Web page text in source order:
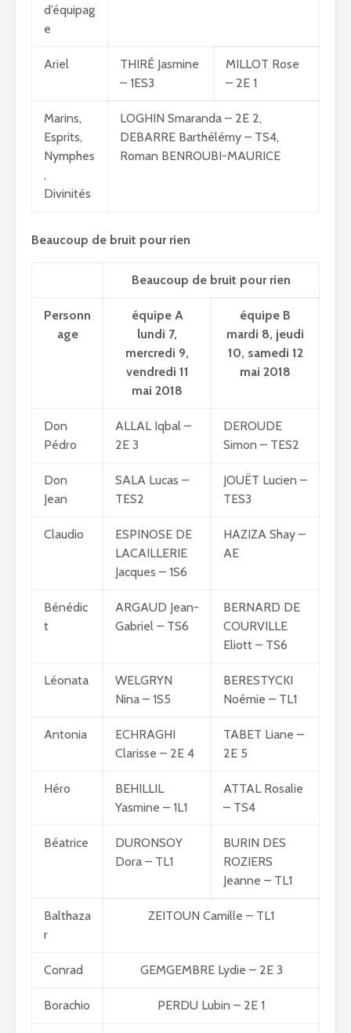
d’équipag
e
Ariel
THIRÉ Jasmine
– 1ES3
MILLOT Rose
– 2E 1
Marins,
Esprits,
Nymphes
,
Divinités
LOGHIN Smaranda – 2E 2,
DEBARRE Barthélémy – TS4,
Roman BENROUBI-MAURICE
Beaucoup de bruit pour rien
Beaucoup de bruit pour rien
Personn
age
équipe A
lundi 7,
mercredi 9,
vendredi 11
mai 2018
équipe B
mardi 8, jeudi
10, samedi 12
mai 2018
Don
Pédro
ALLAL Iqbal –
2E 3
DEROUDE
Simon – TES2
Don
Jean
SALA Lucas –
TES2
JOUËT Lucien –
TES3
Claudio
ESPINOSE DE
LACAILLERIE
Jacques – 1S6
HAZIZA Shay –
AE
Bénédic
t
ARGAUD Jean-
Gabriel – TS6
BERNARD DE
COURVILLE
Eliott – TS6
Léonata
WELGRYN
Nina – 1S5
BERESTYCKI
Noémie – TL1
Antonia
ECHRAGHI
Clarisse – 2E 4
TABET Liane –
2E 5
Héro
BEHILLIL
Yasmine – 1L1
ATTAL Rosalie
– TS4
Béatrice
DURONSOY
Dora – TL1
BURIN DES
ROZIERS
Jeanne – TL1
Balthaza
r
ZEITOUN Camille – TL1
Conrad GEMGEMBRE Lydie – 2E 3
Borachio PERDU Lubin – 2E 1